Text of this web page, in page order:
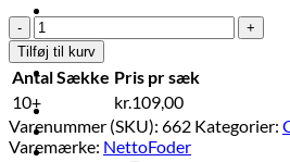
Økologi
Tilbud
Kurv /kr.0,000
Foder
til
Ænder
og
Gæs
14
kg
Tilføj til kurv
Antal Sække Pris pr sæk
10+
kr.109,00
Varenummer (SKU): 662 Kategorier:
Varemærke: NettoFoder